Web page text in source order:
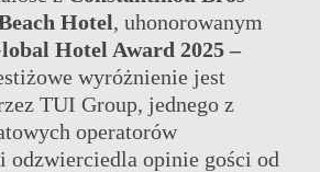
Hotel, uhonorowanym
Hotel Award 2025 –
wyróżnienie jest
TUI Group, jednego z
operatorów
odzwierciedla opinie gości od